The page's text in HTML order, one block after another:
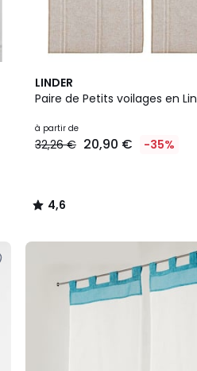
LINDER
Paire de Petits voilages en Lin
à partir de
32,26 € 20,90 € -35%
4,6
/ 5
2
Couleurs
4,6
/